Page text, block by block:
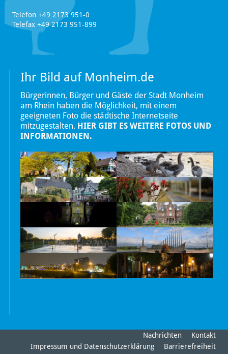
Telefon +49 2173 951-0
Telefax +49 2173 951-899
Ihr Bild auf Monheim.de
Bürgerinnen, Bürger und Gäste der Stadt Monheim
am Rhein haben die Möglichkeit, mit einem
geeigneten Foto die städtische Internetseite
mitzugestalten. HIER GIBT ES WEITERE FOTOS UND
INFORMATIONEN.
Nachrichten
Kontakt
Impressum und Datenschutzerklärung
Barrierefreiheit